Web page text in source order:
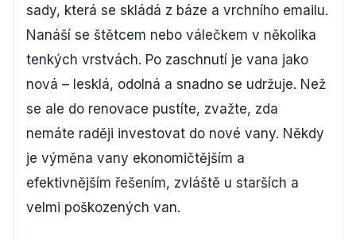
sady, která se skládá z báze a vrchního emailu.
Nanáší se štětcem nebo válečkem v několika
tenkých vrstvách. Po zaschnutí je vana jako
nová – lesklá, odolná a snadno se udržuje. Než
se ale do renovace pustíte, zvažte, zda
nemáte raději investovat do nové vany. Někdy
je výměna vany ekonomičtějším a
efektivnějším řešením, zvláště u starších a
velmi poškozených van.